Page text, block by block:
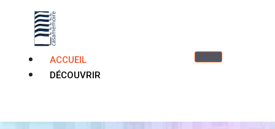
ACCUEIL
DÉCOUVRIR